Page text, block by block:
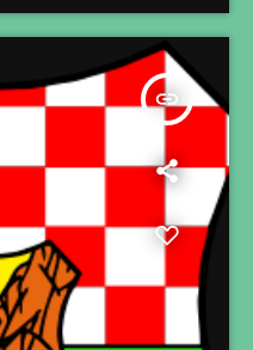
insert_link